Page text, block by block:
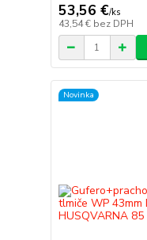
53,56 €/ks
43,54 € bez DPH
Novinka